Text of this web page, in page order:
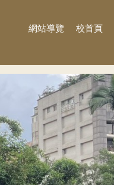
網站導覽 校首頁